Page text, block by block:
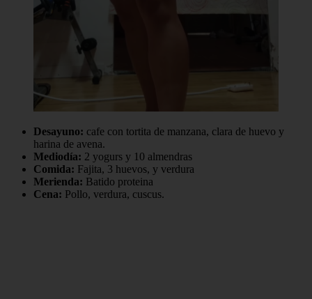
Desayuno: cafe con tortita de manzana, clara de huevo y
harina de avena.
Mediodía: 2 yogurs y 10 almendras
Comida: Fajita, 3 huevos, y verdura
Merienda: Batido proteina
Cena: Pollo, verdura, cuscus.